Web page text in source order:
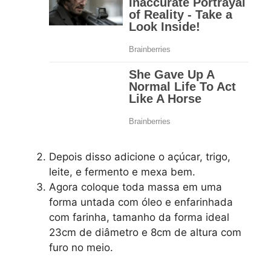
Depois disso adicione o açúcar, trigo,
leite, e fermento e mexa bem.
Agora coloque toda massa em uma
forma untada com óleo e enfarinhada
com farinha, tamanho da forma ideal
23cm de diâmetro e 8cm de altura com
furo no meio.